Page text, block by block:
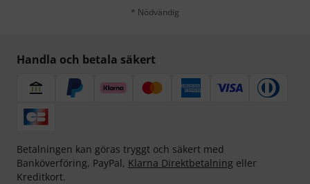
* Nödvändig
Handla och betala säkert
Betalningen kan göras tryggt och säkert med
Banköverföring, PayPal, Klarna Direktbetalning eller
Kreditkort.